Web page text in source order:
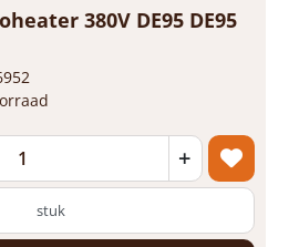
380V DE95 DE95
+
stuk